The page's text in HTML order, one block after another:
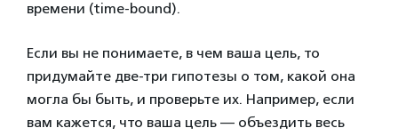
времени (time-bound).
Если вы не понимаете, в чем ваша цель, то
придумайте две-три гипотезы о том, какой она
могла бы быть, и проверьте их. Например, если
вам кажется, что ваша цель — объездить весь